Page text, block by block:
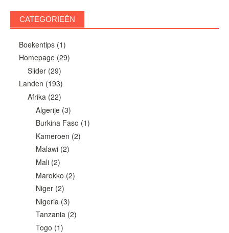
CATEGORIEËN
Boekentips(1)
Homepage(29)
Slider(29)
Landen (193)
Afrika(22)
Algerije (3)
Burkina Faso (1)
Kameroen (2)
Malawi (2)
Mali (2)
Marokko (2)
Niger (2)
Nigeria (3)
Tanzania (2)
Togo (1)